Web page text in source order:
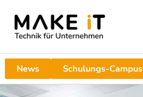
News Schulungs-Campus